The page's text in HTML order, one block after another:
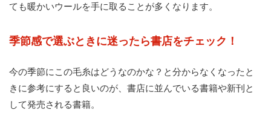
ても暖かいウールを手に取ることが多くなります。
季節感で選ぶときに迷ったら書店をチェック！
今の季節にこの毛糸はどうなのかな？と分からなくなったと
きに参考にすると良いのが、書店に並んでいる書籍や新刊と
して発売される書籍。